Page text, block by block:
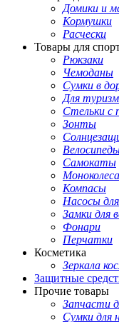
Домики и
Кормушки
Расчески
Товары для
Рюкзаки
Чемоданы
Сумки в
Для
Стельки с
Зонты
Самокаты
Моноколеса
Компасы
Насосы
Замки для
Фонари
Перчатки
Косметика
Зеркала
Защитные
Прочие товары
Запчасти
Сумки для